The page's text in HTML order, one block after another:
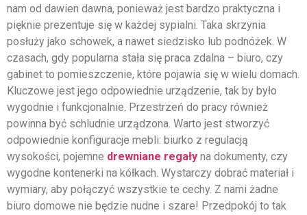
nam od dawien dawna, ponieważ jest bardzo praktyczna i
pięknie prezentuje się w każdej sypialni. Taka skrzynia
posłuży jako schowek, a nawet siedzisko lub podnóżek. W
czasach, gdy popularna stała się praca zdalna – biuro, czy
gabinet to pomieszczenie, które pojawia się w wielu domach.
Kluczowe jest jego odpowiednie urządzenie, tak by było
wygodnie i funkcjonalnie. Przestrzeń do pracy również
powinna być schludnie urządzona. Warto jest stworzyć
odpowiednie konfiguracje mebli: biurko z regulacją
wysokości, pojemne drewniane regały na dokumenty, czy
wygodne kontenerki na kółkach. Wystarczy dobrać materiał i
wymiary, aby połączyć wszystkie te cechy. Z nami żadne
biuro domowe nie będzie nudne i szare! Przedpokój to tak